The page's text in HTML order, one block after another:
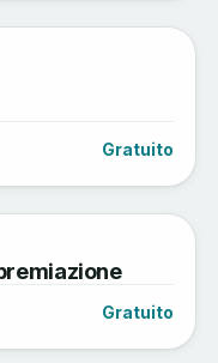
Gratuito
Gratuito